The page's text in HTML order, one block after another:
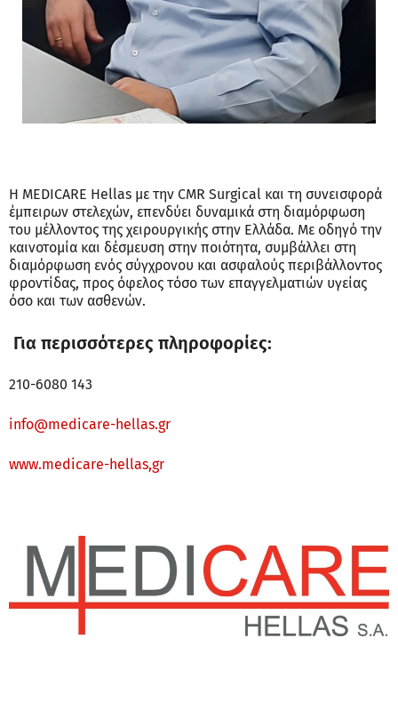
Η MEDICARE Hellas με την CMR Surgical και τη συνεισφορά
έμπειρων στελεχών, επενδύει δυναμικά στη διαμόρφωση
του μέλλοντος της χειρουργικής στην Ελλάδα. Με οδηγό την
καινοτομία και δέσμευση στην ποιότητα, συμβάλλει στη
διαμόρφωση ενός σύγχρονου και ασφαλούς περιβάλλοντος
φροντίδας, προς όφελος τόσο των επαγγελματιών υγείας
όσο και των ασθενών.
Για περισσότερες πληροφορίες:
210-6080 143
info@medicare-hellas.gr
www.medicare-hellas,gr